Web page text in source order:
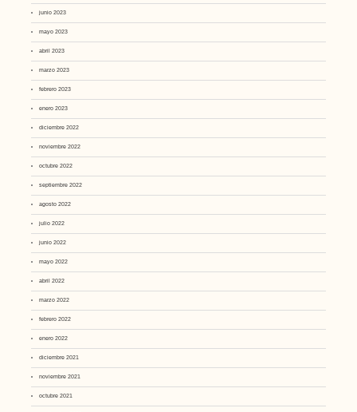
junio 2023
mayo 2023
abril 2023
marzo 2023
febrero 2023
enero 2023
diciembre 2022
noviembre 2022
octubre 2022
septiembre 2022
agosto 2022
julio 2022
junio 2022
mayo 2022
abril 2022
marzo 2022
febrero 2022
enero 2022
diciembre 2021
noviembre 2021
octubre 2021